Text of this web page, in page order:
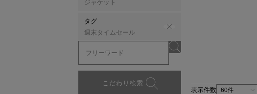
ジャケット
タグ
週末タイムセール
こだわり検索
表示件数